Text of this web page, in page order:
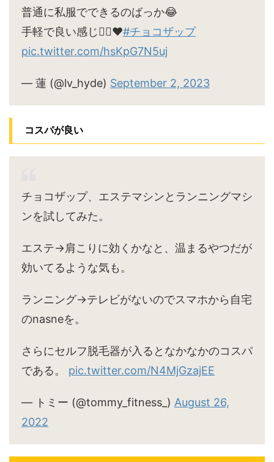
普通に私服でできるのばっか😂
手軽で良い感じ🙆‍♀️♥#チョコザップ
pic.twitter.com/hsKpG7N5uj
— 蓮 (@lv_hyde) September 2, 2023
コスパが良い
チョコザップ、エステマシンとランニングマシ
ンを試してみた。
エステ→肩こりに効くかなと、温まるやつだが
効いてるような気も。
ランニング→テレビがないのでスマホから自宅
のnasneを。
さらにセルフ脱毛器が入るとなかなかのコスパ
である。 pic.twitter.com/N4MjGzajEE
— トミー (@tommy_fitness_) August 26,
2022